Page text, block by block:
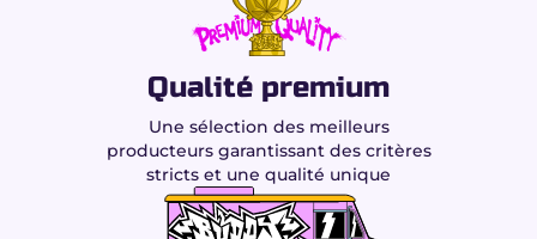
Qualité premium
Une sélection des meilleurs
producteurs garantissant des critères
stricts et une qualité unique